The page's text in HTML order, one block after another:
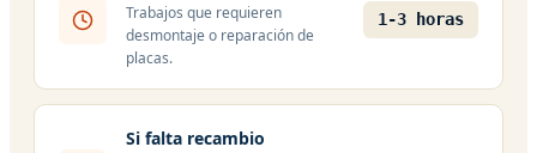
Trabajos que requieren
desmontaje o reparación de
placas.
1-3 horas
Si falta recambio